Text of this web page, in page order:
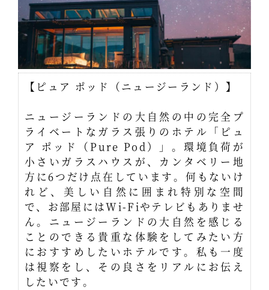
【ピュア ポッド（ニュージーランド）】
ニュージーランドの大自然の中の完全プ
ライベートなガラス張りのホテル「ピュ
ア ポッド（Pure Pod）」。環境負荷が
小さいガラスハウスが、カンタベリー地
方に6つだけ点在しています。何もないけ
れど、美しい自然に囲まれ特別な空間
で、お部屋にはWi-Fiやテレビもありませ
ん。ニュージーランドの大自然を感じる
ことのできる貴重な体験をしてみたい方
におすすめしたいホテルです。私も一度
は視察をし、その良さをリアルにお伝え
したいです。